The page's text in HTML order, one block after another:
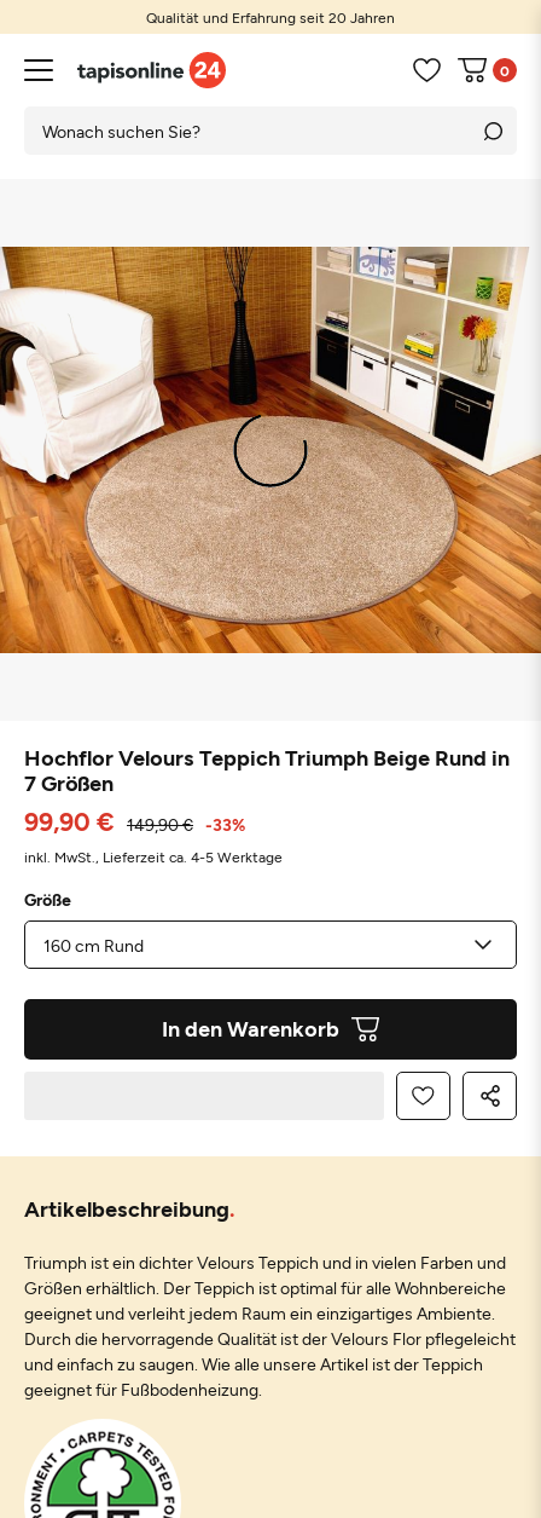
Qualität und Erfahrung seit 20 Jahren
0
Hochflor Velours Teppich Triumph Beige Rund in
7 Größen
99,90 € 149,90 € -33%
inkl. MwSt., Lieferzeit ca. 4-5 Werktage
Größe
In den Warenkorb
Artikelbeschreibung
Triumph ist ein dichter Velours Teppich und in vielen Farben und
Größen erhältlich. Der Teppich ist optimal für alle Wohnbereiche
geeignet und verleiht jedem Raum ein einzigartiges Ambiente.
Durch die hervorragende Qualität ist der Velours Flor pflegeleicht
und einfach zu saugen. Wie alle unsere Artikel ist der Teppich
geeignet für Fußbodenheizung.